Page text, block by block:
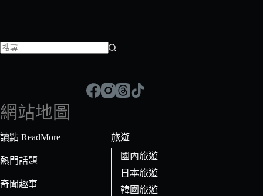
符
合
條
的
果
網站地圖
讀點 ReadMore
熱門話題
奇聞趣事
旅遊
國內旅遊
日本旅遊
韓國旅遊